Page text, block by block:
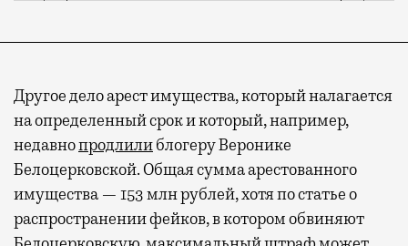
Другое дело арест имущества, который налагается
на определенный срок и который, например,
недавнопродлилиблогеру Веронике
Белоцерковской. Общая сумма арестованного
имущества — 153 млн рублей, хотя по статье о
распространении фейков, в котором обвиняют